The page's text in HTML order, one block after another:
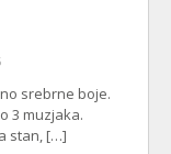
srebrne boje.
3 muzjaka.
stan, […]